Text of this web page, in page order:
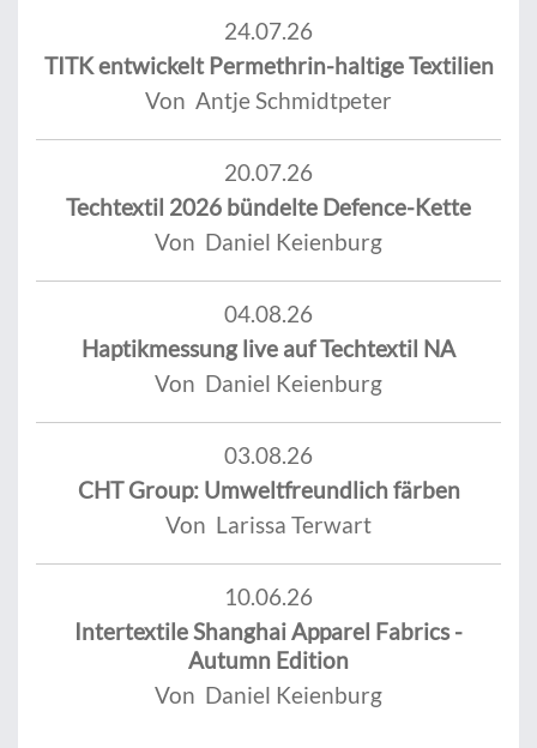
24.07.26
TITK entwickelt Permethrin-haltige Textilien
Von Antje Schmidtpeter
20.07.26
Techtextil 2026 bündelte Defence-Kette
Von Daniel Keienburg
04.08.26
Haptikmessung live auf Techtextil NA
Von Daniel Keienburg
03.08.26
CHT Group: Umweltfreundlich färben
Von Larissa Terwart
10.06.26
Intertextile Shanghai Apparel Fabrics -
Autumn Edition
Von Daniel Keienburg